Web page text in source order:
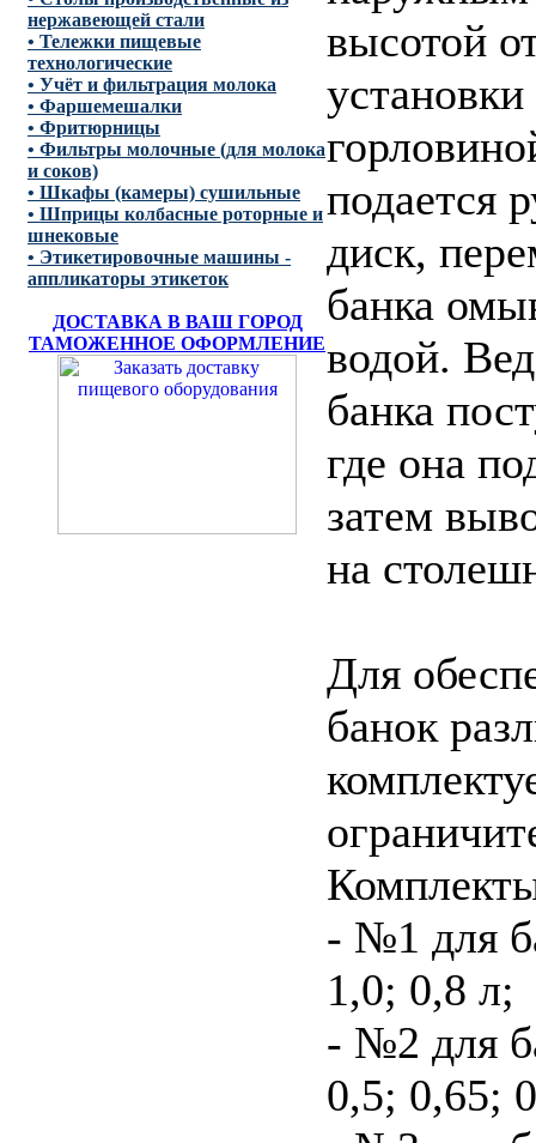
нержавеющей стали
• Тележки пищевые
технологические
• Учёт и фильтрация молока
• Фаршемешалки
• Фритюрницы
• Фильтры молочные (для молока
и соков)
• Шкафы (камеры) сушильные
• Шприцы колбасные роторные и
шнековые
• Этикетировочные машины -
аппликаторы этикеток
ДОСТАВКА В ВАШ ГОРОД
ТАМОЖЕННОЕ ОФОРМЛЕНИЕ
высотой
подается
диск,
банка
водой.
банка
где она
затем
на
Для
банок
- №1 для
1,0; 0,8 л;
- №2 для
0,5; 0,65;